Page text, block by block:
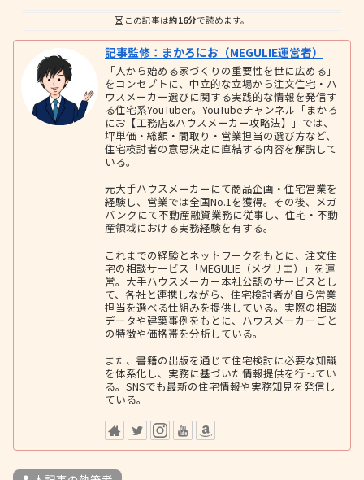
この記事は約16分で読めます。
記事監修：まかろにお（MEGULIE運営者）
「人から始める家づくりの重要性を世に広める」
をコンセプトに、中立的な立場から注文住宅・ハ
ウスメーカー選びに関する実践的な情報を発信す
る住宅系YouTuber。YouTubeチャンネル「まかろ
にお【工務店&ハウスメーカー攻略法】」では、
坪単価・総額・間取り・営業担当の選び方など、
住宅検討者の意思決定に直結する内容を解説して
いる。
元大手ハウスメーカーにて商品企画・住宅営業を
経験し、営業では全国No.1を獲得。その後、メガ
バンクにて不動産融資業務に従事し、住宅・不動
産領域における実務経験を有する。
これまでの経験とネットワークをもとに、注文住
宅の相談サービス「MEGULIE（メグリエ）」を運
営。大手ハウスメーカー本社公認のサービスとし
て、各社と連携しながら、住宅検討者が自ら営業
担当を選べる仕組みを提供している。実際の相談
データや建築事例をもとに、ハウスメーカーごと
の特徴や価格帯を分析している。
また、書籍の出版を通じて住宅検討に必要な知識
を体系化し、実務に基づいた情報提供を行ってい
る。SNSでも最新の住宅情報や実務知見を発信し
ている。